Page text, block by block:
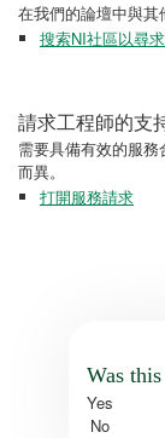
在我們的論壇中與其
搜索NI社區以尋
請求工程師的支
需要具備有效的服
而異。
打開服務請求
Was
Yes
No